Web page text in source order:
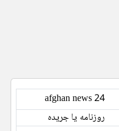
24 afghan news
روزنامه یا جریده